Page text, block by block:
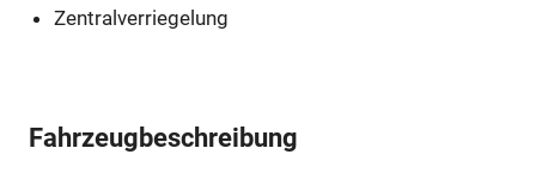
Zentralverriegelung
Fahrzeugbeschreibung